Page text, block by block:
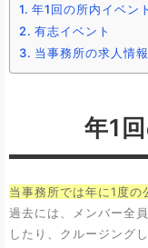
年1回の所内イベント
有志イベント
当事務所の求人情報
年1
当事務所では年に1度の
過去には、メンバー全
したり、クルージング